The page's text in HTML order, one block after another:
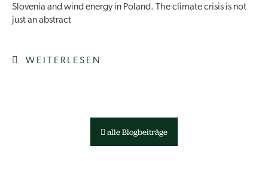
Slovenia and wind energy in Poland. The climate crisis is not
just an abstract
WEITERLESEN
alle Blogbeiträge